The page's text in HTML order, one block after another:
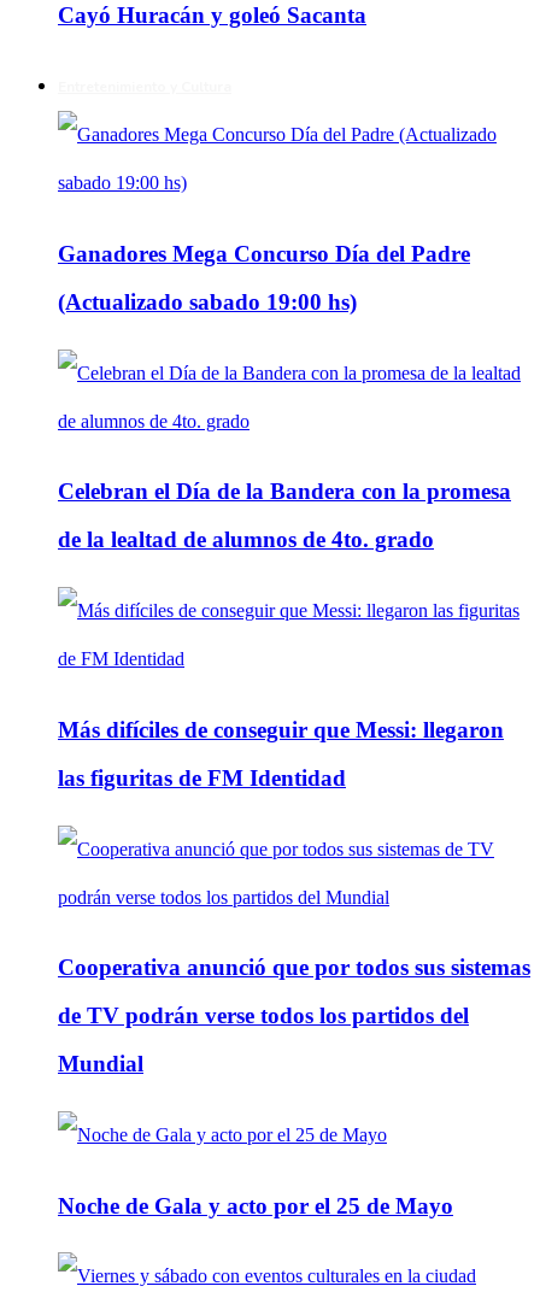
Cayó Huracán y goleó Sacanta
Ganadores Mega Concurso Día del Padre
(Actualizado sabado 19:00 hs)
Celebran el Día de la Bandera con la promesa
de la lealtad de alumnos de 4to. grado
Más difíciles de conseguir que Messi: llegaron
las figuritas de FM Identidad
Cooperativa anunció que por todos sus sistemas
de TV podrán verse todos los partidos del
Mundial
Noche de Gala y acto por el 25 de Mayo